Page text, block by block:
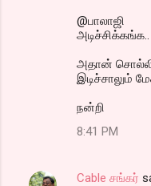
@பாலாஜி
அடிச்சிக்கங்க..
அதான்
இடிச்சாலும்
நன்றி
8:41 PM
Cable சங்கர்